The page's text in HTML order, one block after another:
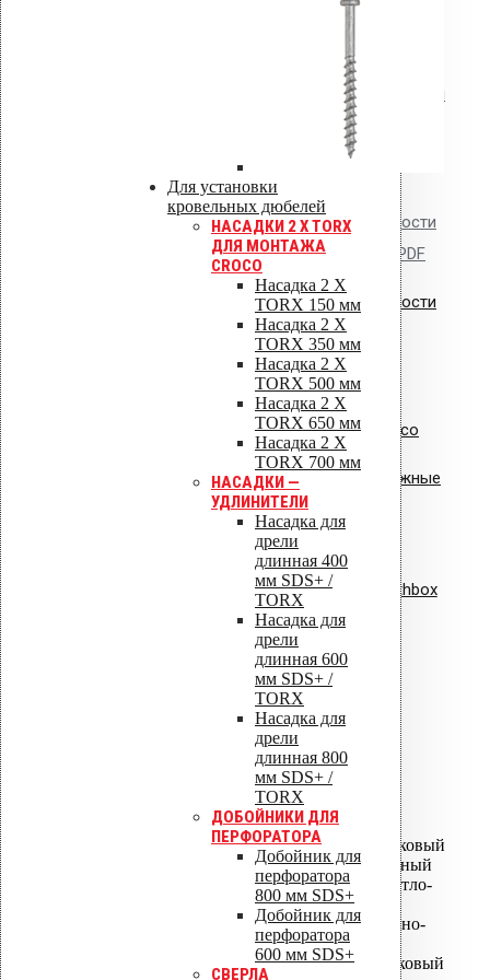
Для установки
кровельных дюбелей
НАСАДКИ 2 X TORX
ДЛЯ МОНТАЖА
CROCO
Насадка 2 X
TORX 150 мм
Насадка 2 X
TORX 350 мм
Насадка 2 X
TORX 500 мм
Насадка 2 X
TORX 650 мм
Насадка 2 X
TORX 700 мм
НАСАДКИ —
УДЛИНИТЕЛИ
Насадка для
дрели
длинная 400
мм SDS+ /
TORX
Насадка для
дрели
длинная 600
мм SDS+ /
TORX
Насадка для
дрели
длинная 800
мм SDS+ /
TORX
ДОБОЙНИКИ ДЛЯ
ПЕРФОРАТОРА
Добойник для
перфоратора
800 мм SDS+
Добойник для
перфоратора
600 мм SDS+
СВЕРЛА
Сертификат соответствия:
вентиляторы типа VILPE.pdf
Сертификат соответствия: уплотнители
кровельные из EPDM резины.jpg
Сертификат пожарной безопасности
на изделия из полипропилена.PDF
Сертификат пожарной безопасности
на уплотнители из резины
Сертификат соответствия Croco
Сертификат соответствия: крепежные
элементы
Сертификат соответствия:
вентиляционная установка Healthbox
ISO 9001
ISO 14001
ALIPAI ДЕФЛЕКТОРЫ
ALIPAI-075 дефлектор
ALIPAI-075 дефлектор коньковый
ALIPAI-110 дефлектор - Черный
ALIPAI-110 дефлектор - Светло-
ALIPAI-110 дефлектор - Темно-
ALIPAI-110 дефлектор коньковый